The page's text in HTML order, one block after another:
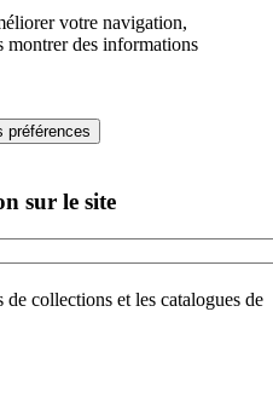
votre navigation,
montrer des informations
préférences
sur le site
de collections et les catalogues de